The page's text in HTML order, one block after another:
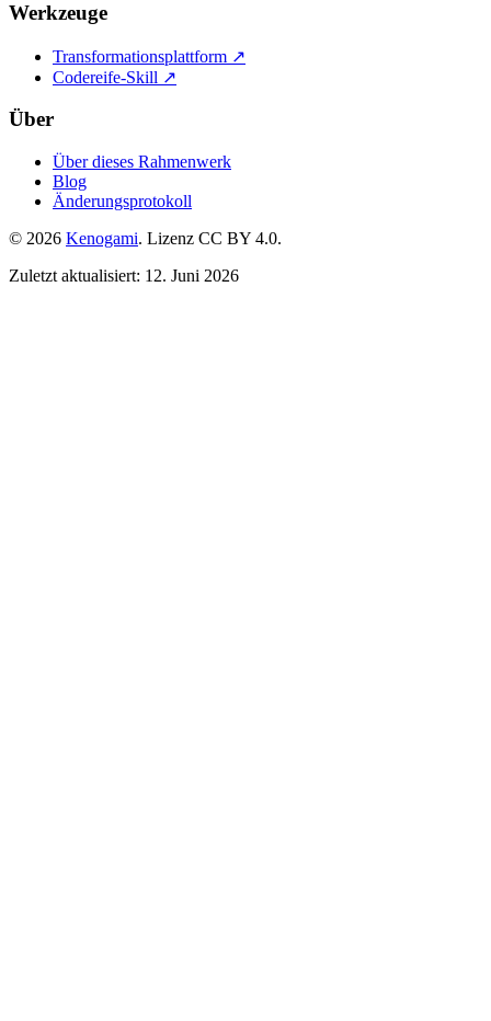
Werkzeuge
Transformationsplattform ↗
Codereife-Skill ↗
Über
Über dieses Rahmenwerk
Blog
Änderungsprotokoll
© 2026 Kenogami. Lizenz CC BY 4.0.
Zuletzt aktualisiert: 12. Juni 2026